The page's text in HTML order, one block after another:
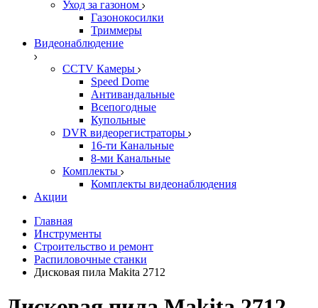
Уход за газоном
Газонокосилки
Триммеры
Видеонаблюдение
CCTV Камеры
Speed Dome
Антивандальные
Всепогодные
Купольные
DVR видеорегистраторы
16-ти Канальные
8-ми Канальные
Комплекты
Комплекты видеонаблюдения
Акции
Главная
Инструменты
Строительство и ремонт
Распиловочные станки
Дисковая пила Makita 2712